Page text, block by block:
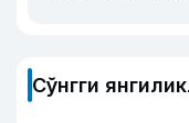
Сўнгги